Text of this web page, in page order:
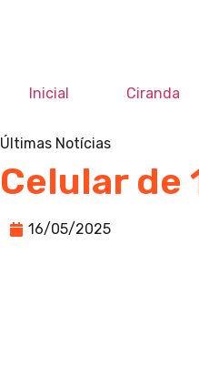
Inicial Ciranda
Últimas Notícias
Celular de
16/05/2025